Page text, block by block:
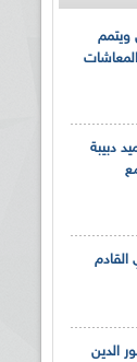
ويتمم
دبيبة
القادم
الدين